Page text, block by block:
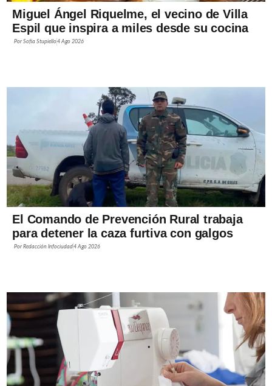
Miguel Ángel Riquelme, el vecino de Villa
Espil que inspira a miles desde su cocina
PorSofía Stupiello4 Ago 2026
El Comando de Prevención Rural trabaja
para detener la caza furtiva con galgos
PorRedacción Infociudad4 Ago 2026